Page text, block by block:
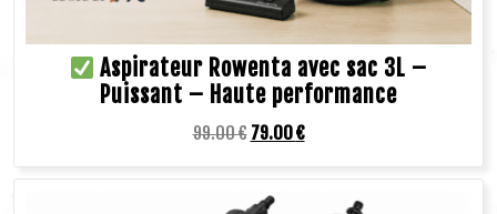
Aspirateur Rowenta avec sac 3L –
Puissant – Haute performance
99.00€ 79.00€